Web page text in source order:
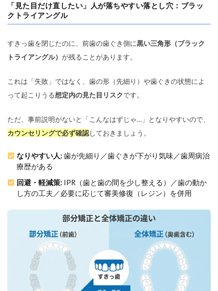
「見た目だけ直したい」人が落ちやすい落とし穴：ブラッ
クトライアングル
すきっ歯を閉じたのに、前歯の歯ぐき側に黒い三角形（ブラック
トライアングル） が残ることがあります。
これは「失敗」ではなく、歯の形（先細り）や歯ぐきの状態によ
って起こりうる想定内の見た目リスクです。
ただ、事前説明がないと「こんなはずじゃ…」となりやすいので、
カウンセリングで必ず確認しておきましょう。
なりやすい人: 歯が先細り／歯ぐきが下がり気味／歯周病治
療歴がある
回避・軽減策: IPR（歯と歯の間を少し整える）／歯の動か
し方の工夫／必要に応じて審美修復（レジン）を併用